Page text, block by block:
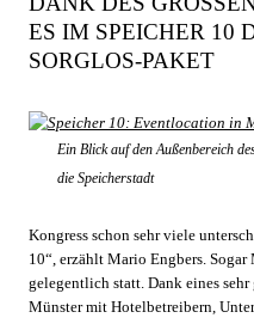
S IM SPEICHER 10
ORGLOS-PAKET
Ein Blick auf den Außenbereich
die Speicherstadt
Kongress schon sehr viele
10“, erzählt Mario Engbers.
gelegentlich statt. Dank eines
Münster mit Hotelbetreibern,